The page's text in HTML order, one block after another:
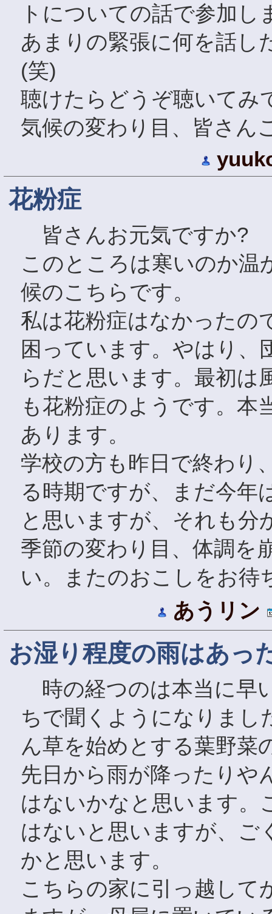
トについての話で参加
あまりの緊張に何を話し
(笑)
聴けたらどうぞ聴いてみ
気候の変わり目、皆さん
花粉症
皆さんお元気ですか?
このところは寒いのか温
候のこちらです。
私は花粉症はなかった
困っています。やはり、
らだと思います。最初は
も花粉症のようです。本
あります。
学校の方も昨日で終わり
る時期ですが、まだ今年
と思いますが、それも分
季節の変わり目、体調を
い。またのおこしをお待
あうリン
お湿り程度の雨はあっ
時の経つのは本当に早
ちで聞くようになりまし
ん草を始めとする葉野菜
先日から雨が降ったりや
はないかなと思います。
はないと思いますが、ご
かと思います。
こちらの家に引っ越して